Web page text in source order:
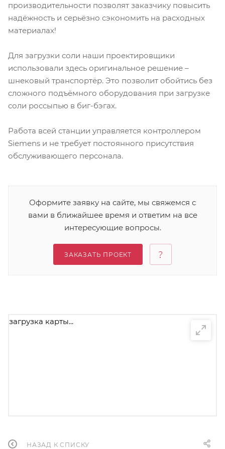
производительности позволят заказчику повысить
надёжность и серьёзно сэкономить на расходных
материалах!
Для загрузки соли наши проектировщики
использовали здесь оригинальное решение –
шнековый транспортёр. Это позволит обойтись без
сложного подъёмного оборудования при загрузке
соли россыпью в биг-бэгах.
Работа всей станции управляется контроллером
Siemens и не требует постоянного присутствия
обслуживающего персонала.
Оформите заявку на сайте, мы свяжемся с
вами в ближайшее время и ответим на все
интересующие вопросы.
ЗАКАЗАТЬ ПРОЕКТ
загрузка карты...
НАЗАД К СПИСКУ